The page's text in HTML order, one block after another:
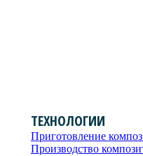
ТЕХНОЛОГИИ
Приготовление
Производство